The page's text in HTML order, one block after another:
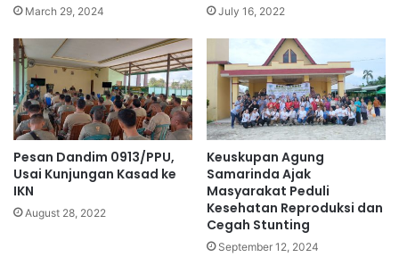
March 29, 2024 July 16, 2022
Pesan Dandim 0913/PPU,
Usai Kunjungan Kasad ke
IKN
August 28, 2022
Keuskupan Agung
Samarinda Ajak
Masyarakat Peduli
Kesehatan Reproduksi dan
Cegah Stunting
September 12, 2024